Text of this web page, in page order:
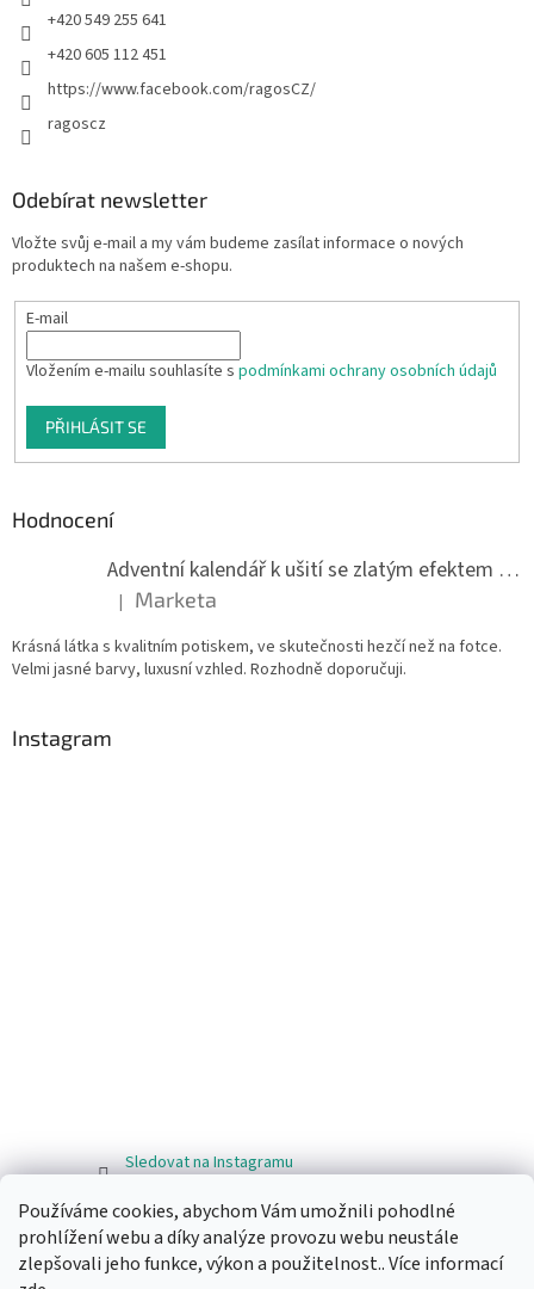
Používáme cookies, abychom Vám umožnili pohodlné
prohlížení webu a díky analýze provozu webu neustále
zlepšovali jeho funkce, výkon a použitelnost.. Více informací
+420 549 255 641
+420 605 112 451
https://www.facebook.com/ragosCZ/
ragoscz
Odebírat newsletter
Vložte svůj e-mail a my vám budeme zasílat informace o nových
produktech na našem e-shopu.
E-mail
Vložením e-mailu souhlasíte s podmínkami ochrany osobních údajů
PŘIHLÁSIT SE
Hodnocení
Adventní kalendář k ušití se zlatým efektem 042Q
Hodnocení produktu je 5 z 5 hvězdiček.
| Marketa
Krásná látka s kvalitním potiskem, ve skutečnosti hezčí než na fotce.
Velmi jasné barvy, luxusní vzhled. Rozhodně doporučuji.
Instagram
Sledovat na Instagramu
Facebook